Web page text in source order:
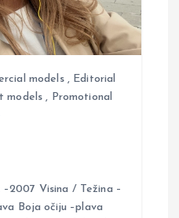
models, Editorial
models , Promotional
Visina / Težina –
Boja očiju –plava